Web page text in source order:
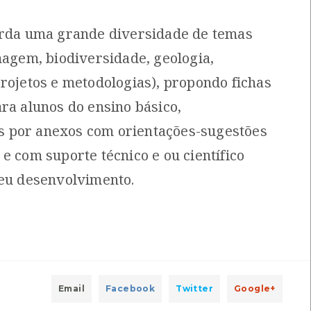
de recursos CMIA ISBN: 972-712-320-1
ambiental
Pereira, Ulisses e outros
9
- Caderno para professores
uma grande diversidade de temas
biodiversidade, geologia,
e metodologias), propondo fichas
alunos do ensino básico,
por anexos com orientações-sugestões
com suporte técnico e ou científico
desenvolvimento.
Email Facebook Twitter Google+